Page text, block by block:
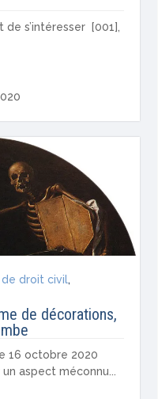
de s’intéresser [001],
de droit civil,
de décorations,
16 octobre 2020
aspect méconnu...